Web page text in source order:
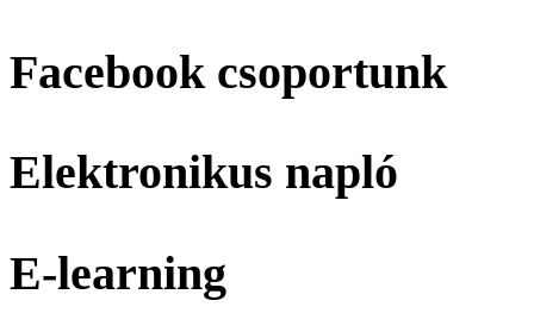
Facebook csoportunk
Elektronikus napló
E-learning